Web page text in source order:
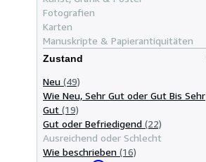
Fotografien
Karten
Manuskripte & Papierantiquitäten
Zustand
Neu (49)
Wie Neu, Sehr Gut oder Gut Bis Sehr
Gut (19)
Gut oder Befriedigend (22)
Ausreichend oder Schlecht
Wie beschrieben (16)